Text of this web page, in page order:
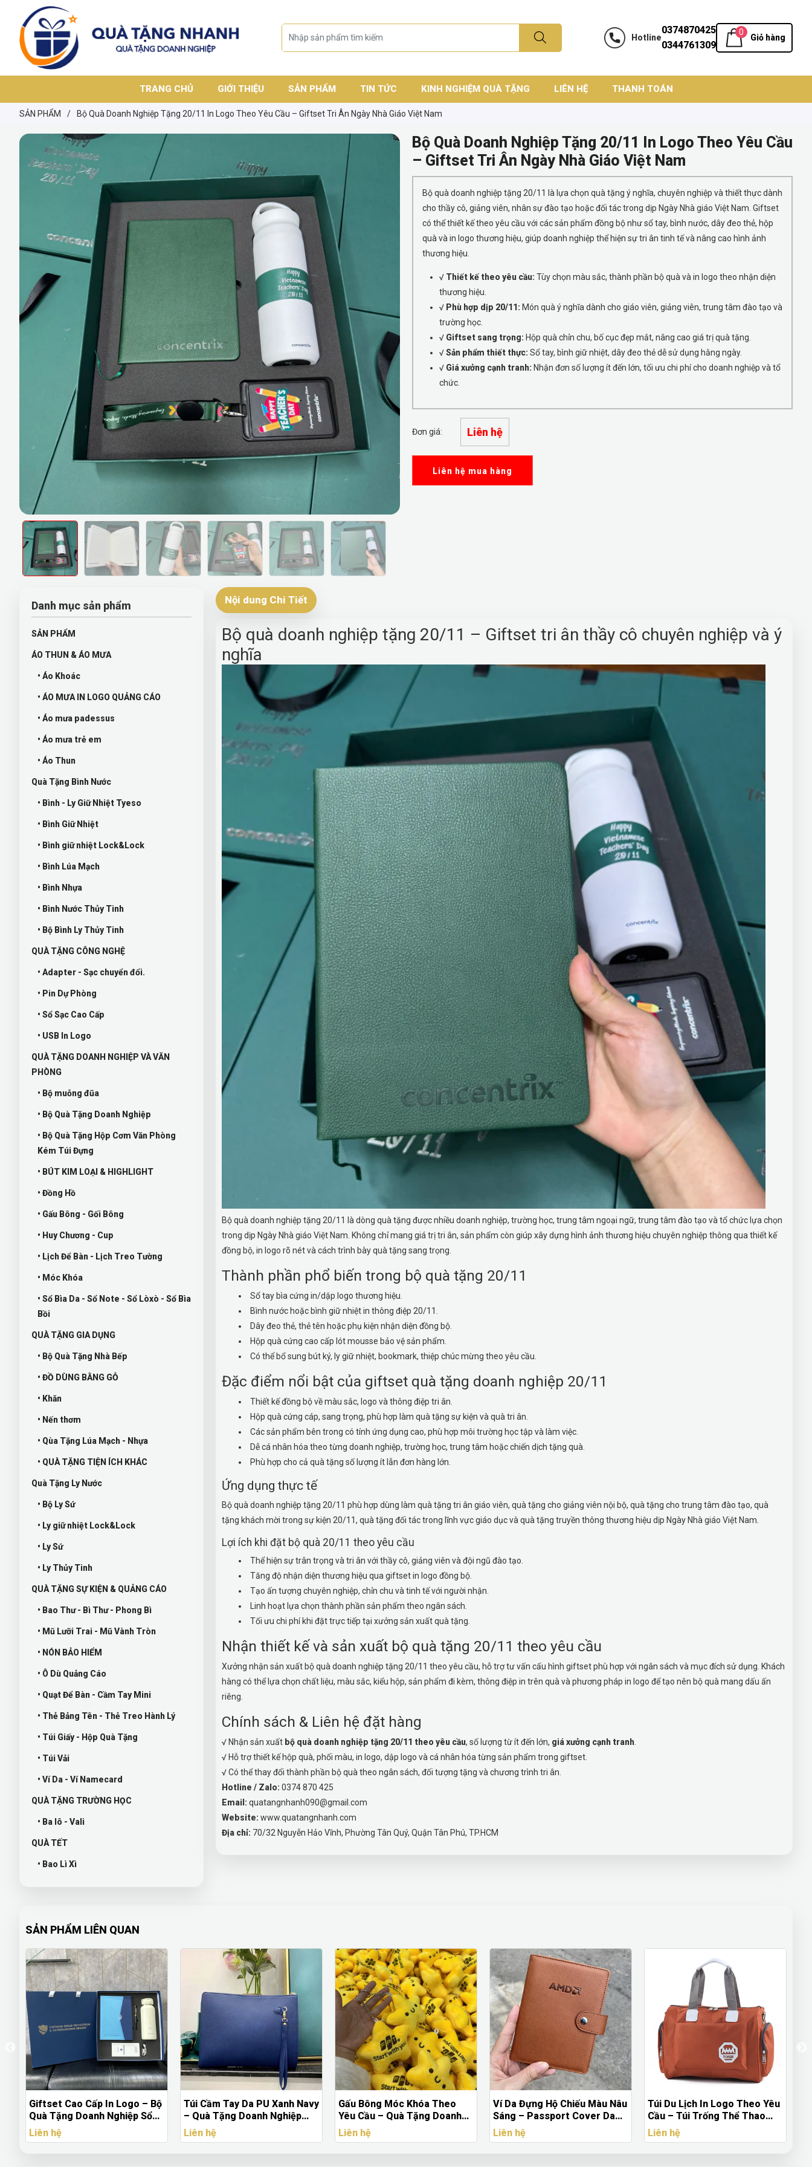
Hotline
0374870425
0344761309
0
Giỏ hàng
TRANG CHỦ GIỚI THIỆU SẢN PHẨM TIN TỨC KINH NGHIỆM QUÀ TẶNG LIÊN HỆ THANH TOÁN
SẢN PHẨM / Bộ Quà Doanh Nghiệp Tặng 20/11 In Logo Theo Yêu Cầu – Giftset Tri Ân Ngày Nhà Giáo Việt Nam
Bộ Quà Doanh Nghiệp Tặng 20/11 In Logo Theo Yêu Cầu
– Giftset Tri Ân Ngày Nhà Giáo Việt Nam
Bộ quà doanh nghiệp tặng 20/11 là lựa chọn quà tặng ý nghĩa, chuyên nghiệp và thiết thực dành
cho thầy cô, giảng viên, nhân sự đào tạo hoặc đối tác trong dịp Ngày Nhà giáo Việt Nam. Giftset
có thể thiết kế theo yêu cầu với các sản phẩm đồng bộ như sổ tay, bình nước, dây đeo thẻ, hộp
quà và in logo thương hiệu, giúp doanh nghiệp thể hiện sự tri ân tinh tế và nâng cao hình ảnh
thương hiệu.
√ Thiết kế theo yêu cầu: Tùy chọn màu sắc, thành phần bộ quà và in logo theo nhận diện
thương hiệu.
√ Phù hợp dịp 20/11: Món quà ý nghĩa dành cho giáo viên, giảng viên, trung tâm đào tạo và
trường học.
√ Giftset sang trọng: Hộp quà chỉn chu, bố cục đẹp mắt, nâng cao giá trị quà tặng.
√Sản phẩm thiết thực: Sổ tay, bình giữ nhiệt, dây đeo thẻ dễ sử dụng hằng ngày.
√ Giá xưởng cạnh tranh: Nhận đơn số lượng ít đến lớn, tối ưu chi phí cho doanh nghiệp và tổ
chức.
Đơn giá: Liên hệ
Liên hệ mua hàng
Danh mục sản phẩm
SẢN PHẨM
ÁO THUN & ÁO MƯA
• Áo Khoác
• ÁO MƯA IN LOGO QUẢNG CÁO
• Áo mưa padessus
• Áo mưa trẻ em
• Áo Thun
Quà Tặng Bình Nước
• Bình - Ly Giữ Nhiệt Tyeso
• Bình Giữ Nhiệt
• Bình giữ nhiệt Lock&Lock
• Bình Lúa Mạch
• Bình Nhựa
• Bình Nước Thủy Tinh
• Bộ Bình Ly Thủy Tinh
QUÀ TẶNG CÔNG NGHỆ
• Adapter - Sạc chuyển đổi.
• Pin Dự Phòng
• Sổ Sạc Cao Cấp
• USB In Logo
QUÀ TẶNG DOANH NGHIỆP VÀ VĂN
PHÒNG
• Bộ muỗng đũa
• Bộ Quà Tặng Doanh Nghiệp
• Bộ Quà Tặng Hộp Cơm Văn Phòng
Kém Túi Đựng
• BÚT KIM LOẠI & HIGHLIGHT
• Đồng Hồ
• Gấu Bông - Gối Bông
• Huy Chương - Cup
• Lịch Để Bàn - Lịch Treo Tường
• Móc Khóa
• Sổ Bìa Da - Sổ Note - Sổ Lòxò - Sổ Bìa
Bồi
QUÀ TẶNG GIA DỤNG
• Bộ Quà Tặng Nhà Bếp
• ĐỒ DÙNG BẰNG GỖ
• Khăn
• Nến thơm
• Qùa Tặng Lúa Mạch - Nhựa
• QUÀ TẶNG TIỆN ÍCH KHÁC
Quà Tặng Ly Nước
• Bộ Ly Sứ
• Ly giữ nhiệt Lock&Lock
• Ly Sứ
• Ly Thủy Tinh
QUÀ TẶNG SỰ KIỆN & QUẢNG CÁO
• Bao Thư - Bì Thư - Phong Bì
• Mũ Lưỡi Trai - Mũ Vành Tròn
• NÓN BẢO HIỂM
• Ô Dù Quảng Cáo
• Quạt Để Bàn - Cầm Tay Mini
• Thẻ Bảng Tên - Thẻ Treo Hành Lý
• Túi Giấy - Hộp Quà Tặng
• Túi Vải
• Ví Da - Ví Namecard
QUÀ TẶNG TRƯỜNG HỌC
• Ba lô - Vali
QUÀ TẾT
• Bao Lì Xì
Nội dung Chi Tiết
Bộ quà doanh nghiệp tặng 20/11 – Giftset tri ân thầy cô chuyên nghiệp và ý
nghĩa
Bộ quà doanh nghiệp tặng 20/11 là dòng quà tặng được nhiều doanh nghiệp, trường học, trung tâm ngoại ngữ, trung tâm đào tạo và tổ chức lựa chọn
trong dịp Ngày Nhà giáo Việt Nam. Không chỉ mang giá trị tri ân, sản phẩm còn giúp xây dựng hình ảnh thương hiệu chuyên nghiệp thông qua thiết kế
đồng bộ, in logo rõ nét và cách trình bày quà tặng sang trọng.
Thành phần phổ biến trong bộ quà tặng 20/11
Sổ tay bìa cứng in/dập logo thương hiệu.
Bình nước hoặc bình giữ nhiệt in thông điệp 20/11.
Dây đeo thẻ, thẻ tên hoặc phụ kiện nhận diện đồng bộ.
Hộp quà cứng cao cấp lót mousse bảo vệ sản phẩm.
Có thể bổ sung bút ký, ly giữ nhiệt, bookmark, thiệp chúc mừng theo yêu cầu.
Đặc điểm nổi bật của giftset quà tặng doanh nghiệp 20/11
Thiết kế đồng bộ về màu sắc, logo và thông điệp tri ân.
Hộp quà cứng cáp, sang trọng, phù hợp làm quà tặng sự kiện và quà tri ân.
Các sản phẩm bên trong có tính ứng dụng cao, phù hợp môi trường học tập và làm việc.
Dễ cá nhân hóa theo từng doanh nghiệp, trường học, trung tâm hoặc chiến dịch tặng quà.
Phù hợp cho cả quà tặng số lượng ít lẫn đơn hàng lớn.
Ứng dụng thực tế
Bộ quà doanh nghiệp tặng 20/11 phù hợp dùng làm quà tặng tri ân giáo viên, quà tặng cho giảng viên nội bộ, quà tặng cho trung tâm đào tạo, quà
tặng khách mời trong sự kiện 20/11, quà tặng đối tác trong lĩnh vực giáo dục và quà tặng truyền thông thương hiệu dịp Ngày Nhà giáo Việt Nam.
Lợi ích khi đặt bộ quà 20/11 theo yêu cầu
Thể hiện sự trân trọng và tri ân với thầy cô, giảng viên và đội ngũ đào tạo.
Tăng độ nhận diện thương hiệu qua giftset in logo đồng bộ.
Tạo ấn tượng chuyên nghiệp, chỉn chu và tinh tế với người nhận.
Linh hoạt lựa chọn thành phần sản phẩm theo ngân sách.
Tối ưu chi phí khi đặt trực tiếp tại xưởng sản xuất quà tặng.
Nhận thiết kế và sản xuất bộ quà tặng 20/11 theo yêu cầu
Xưởng nhận sản xuất bộ quà doanh nghiệp tặng 20/11 theo yêu cầu, hỗ trợ tư vấn cấu hình giftset phù hợp với ngân sách và mục đích sử dụng. Khách
hàng có thể lựa chọn chất liệu, màu sắc, kiểu hộp, sản phẩm đi kèm, thông điệp in trên quà và phương pháp in logo để tạo nên bộ quà mang dấu ấn
riêng.
Chính sách & Liên hệ đặt hàng
√ Nhận sản xuất bộ quà doanh nghiệp tặng 20/11 theo yêu cầu, số lượng từ ít đến lớn, giá xưởng cạnh tranh
√ Hỗ trợ thiết kế hộp quà, phối màu, in logo, dập logo và cá nhân hóa từng sản phẩm trong giftset.
√ Có thể thay đổi thành phần bộ quà theo ngân sách, đối tượng tặng và chương trình tri ân.
Hotline / Zalo: 0374 870 425
Email: quatangnhanh090@gmail.com
Website: www.quatangnhanh.com
Địa chỉ: 70/32 Nguyễn Hảo Vĩnh, Phường Tân Quý, Quận Tân Phú, TP.HCM
SẢN PHẨM LIÊN QUAN
Túi Cầm Tay Da PU Xanh Navy
– Quà Tặng Doanh Nghiệp
Sang Trọng, Lịch Thiệp
Liên hệ
Gấu Bông Móc Khóa Theo
Yêu Cầu – Quà Tặng Doanh
Nghiệp Dễ Thương
Liên hệ
Ví Da Đựng Hộ Chiếu Màu Nâu
Sáng – Passport Cover Da
PU Vân Caro Có Nút Bấm
Liên hệ
Túi Du Lịch In Logo Theo Yêu
Cầu – Túi Trống Thể Thao
Cao Cấp
Liên hệ
BKL 03 - BÚT KÝ CAO CẤP
PARKER KHẮC LOGO THEO
YÊU CẦU
Liên hệ